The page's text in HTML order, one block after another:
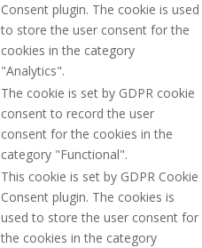
Consent plugin. The cookie is used
to store the user consent for the
cookies in the category
"Analytics".
The cookie is set by GDPR cookie
consent to record the user
consent for the cookies in the
category "Functional".
This cookie is set by GDPR Cookie
Consent plugin. The cookies is
used to store the user consent for
the cookies in the category